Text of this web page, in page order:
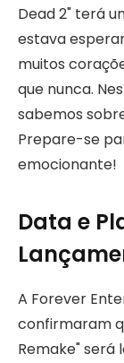
Dead 2" terá
estava
muitos
que nunca.
sabemos
Prepare-se
emocionante!
Data e
A Forever
confirmaram
Remake" será